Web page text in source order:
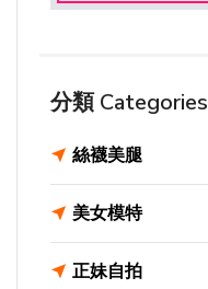
分類 Categories
絲襪美腿
美女模特
正妹自拍